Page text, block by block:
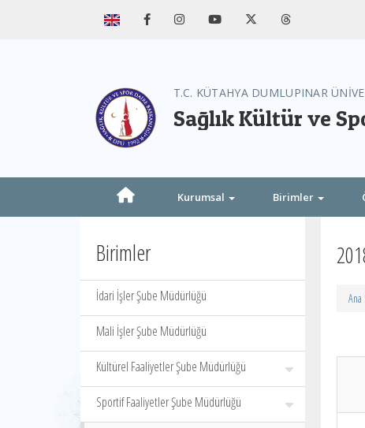
T.C. KÜTAHYA DUMLUPINAR
Sağlık Kültür ve
Kurumsal Birimler
Birimler
İdari İşler Şube Müdürlüğü
Mali İşler Şube Müdürlüğü
Kültürel Faaliyetler Şube Müdürlüğü
Sportif Faaliyetler Şube Müdürlüğü
Ana